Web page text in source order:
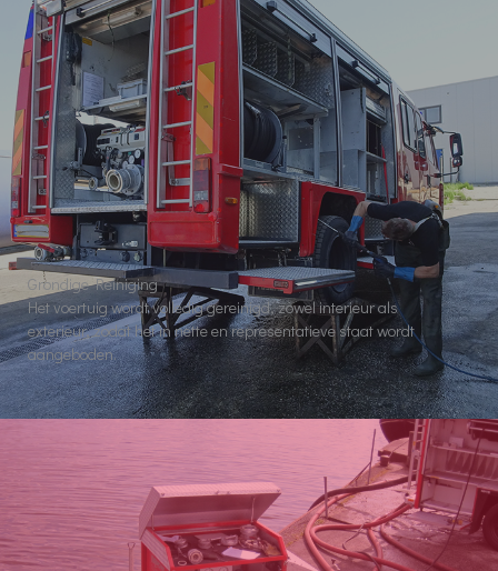
Grondige Reiniging
Het voertuig wordt volledig gereinigd, zowel interieur als
exterieur, zodat het in nette en representatieve staat wordt
aangeboden.